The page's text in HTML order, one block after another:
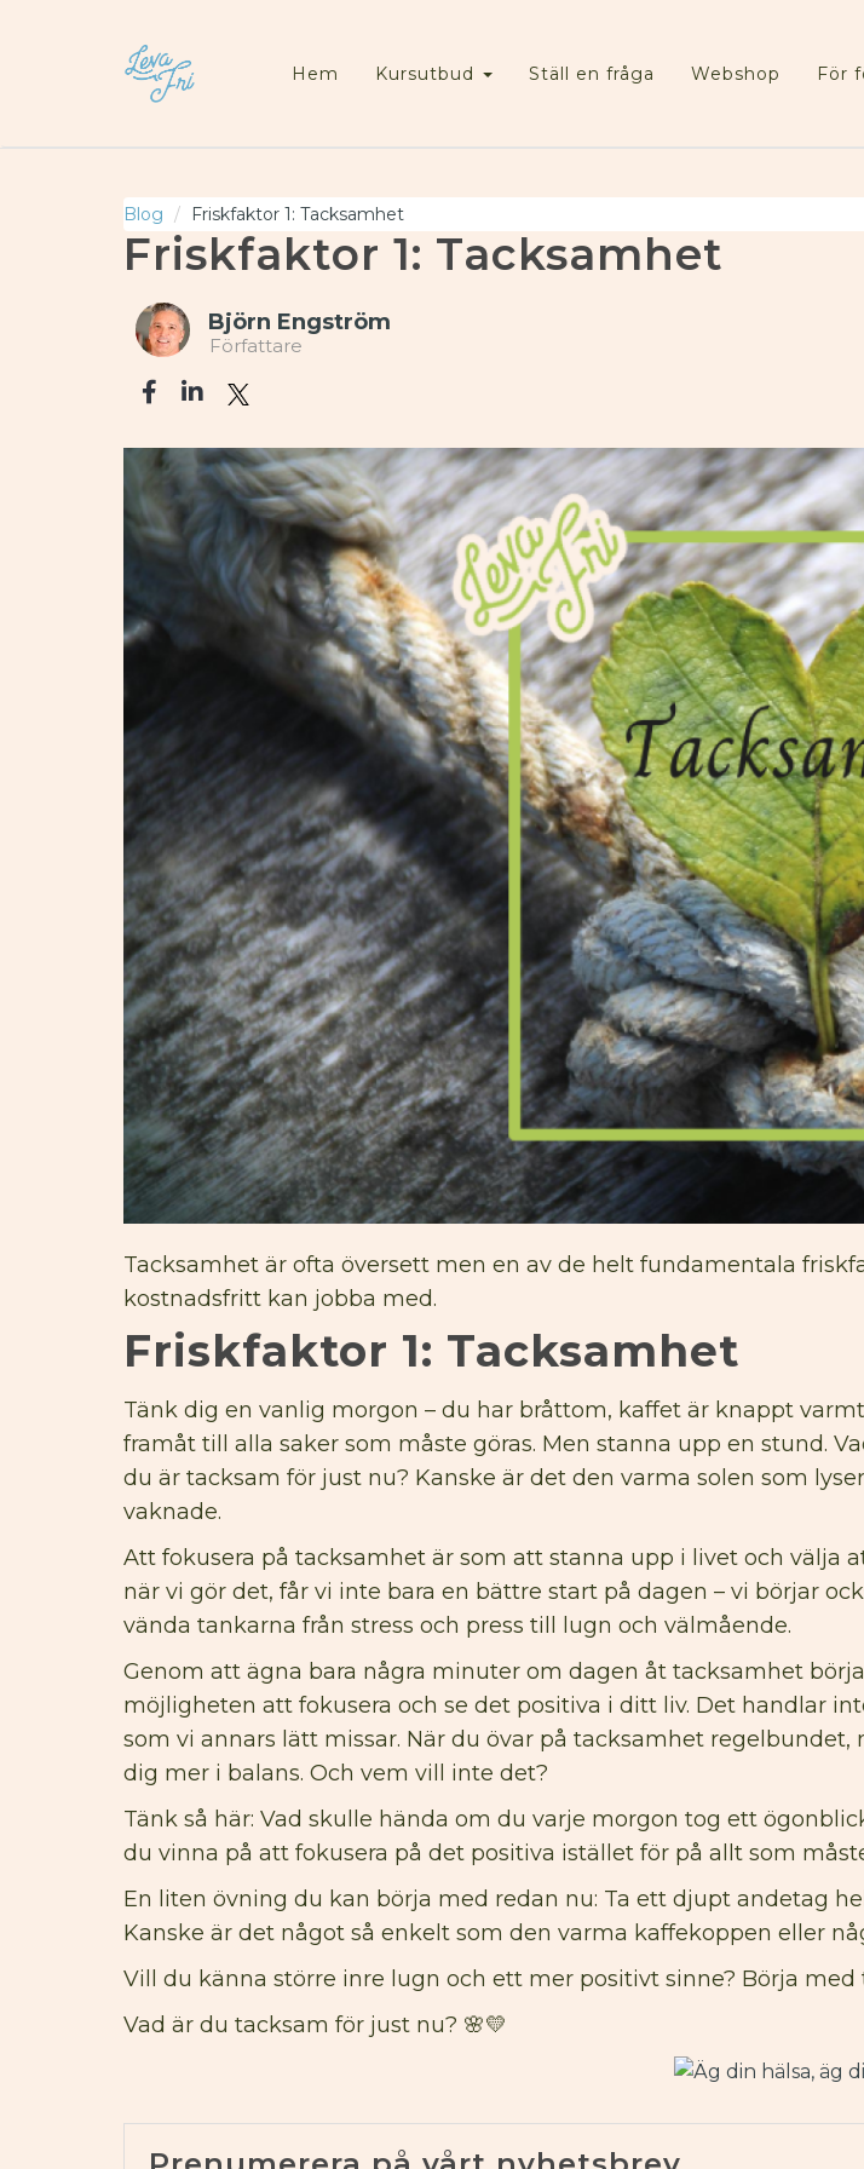
Hem Kursutbud Ställ en fråga Webshop För
Blog Friskfaktor 1: Tacksamhet
Friskfaktor 1: Tacksamhet
Björn Engström
Författare
Tacksamhet är ofta översett men en av de helt fundamentala
kostnadsfritt kan jobba med.
Friskfaktor 1: Tacksamhet
Tänk dig en vanlig morgon – du har bråttom, kaffet är knappt
framåt till alla saker som måste göras. Men stanna upp en stund.
du är tacksam för just nu? Kanske är det den varma solen som
vaknade.
Att fokusera på tacksamhet är som att stanna upp i livet och välja
när vi gör det, får vi inte bara en bättre start på dagen – vi börjar
vända tankarna från stress och press till lugn och välmående.
Genom att ägna bara några minuter om dagen åt tacksamhet
möjligheten att fokusera och se det positiva i ditt liv. Det handlar
som vi annars lätt missar. När du övar på tacksamhet
dig mer i balans. Och vem vill inte det?
Tänk så här: Vad skulle hända om du varje morgon tog ett
du vinna på att fokusera på det positiva istället för på allt som
En liten övning du kan börja med redan nu: Ta ett djupt andetag
Kanske är det något så enkelt som den varma kaffekoppen eller
Vill du känna större inre lugn och ett mer positivt sinne? Börja med
Vad är du tacksam för just nu? 🌸💛